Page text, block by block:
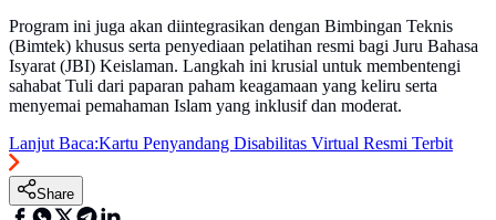
Program ini juga akan diintegrasikan dengan Bimbingan Teknis
(Bimtek) khusus serta penyediaan pelatihan resmi bagi Juru Bahasa
Isyarat (JBI) Keislaman. Langkah ini krusial untuk membentengi
sahabat Tuli dari paparan paham keagamaan yang keliru serta
menyemai pemahaman Islam yang inklusif dan moderat.
Lanjut Baca:Kartu Penyandang Disabilitas Virtual Resmi Terbit
Share